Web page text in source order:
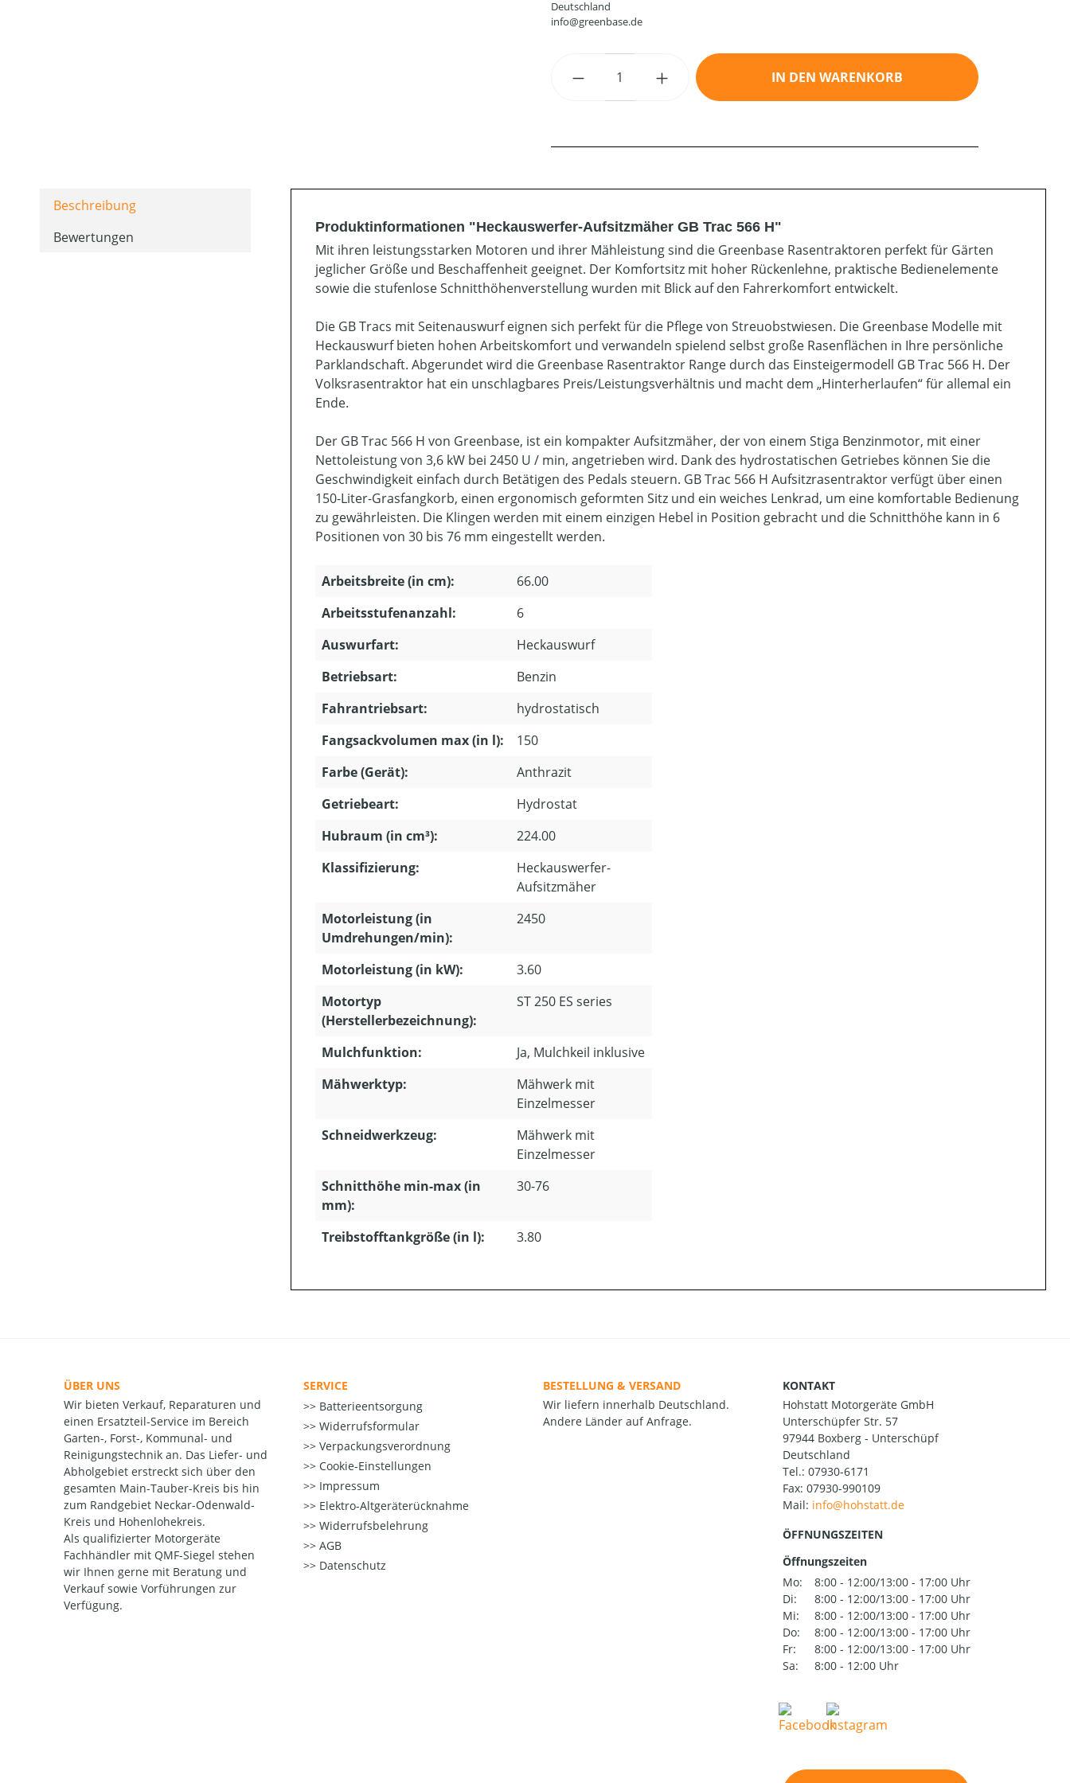
Deutschland
info@greenbase.de
Produkt Anzahl: Gib den gewünschten Wert ein oder
IN DEN WARENKORB
Beschreibung
Bewertungen
Produktinformationen "Heckauswerfer-Aufsitzmäher GB Trac 566 H"
Mit ihren leistungsstarken Motoren und ihrer Mähleistung sind die Greenbase Rasentraktoren perfekt für Gärten
jeglicher Größe und Beschaffenheit geeignet. Der Komfortsitz mit hoher Rückenlehne, praktische Bedienelemente
sowie die stufenlose Schnitthöhenverstellung wurden mit Blick auf den Fahrerkomfort entwickelt.
Die GB Tracs mit Seitenauswurf eignen sich perfekt für die Pflege von Streuobstwiesen. Die Greenbase Modelle mit
Heckauswurf bieten hohen Arbeitskomfort und verwandeln spielend selbst große Rasenflächen in Ihre persönliche
Parklandschaft. Abgerundet wird die Greenbase Rasentraktor Range durch das Einsteigermodell GB Trac 566 H. Der
Volksrasentraktor hat ein unschlagbares Preis/Leistungsverhältnis und macht dem „Hinterherlaufen“ für allemal ein
Ende.
Der GB Trac 566 H von Greenbase, ist ein kompakter Aufsitzmäher, der von einem Stiga Benzinmotor, mit einer
Nettoleistung von 3,6 kW bei 2450 U / min, angetrieben wird. Dank des hydrostatischen Getriebes können Sie die
Geschwindigkeit einfach durch Betätigen des Pedals steuern. GB Trac 566 H Aufsitzrasentraktor verfügt über einen
150-Liter-Grasfangkorb, einen ergonomisch geformten Sitz und ein weiches Lenkrad, um eine komfortable Bedienung
zu gewährleisten. Die Klingen werden mit einem einzigen Hebel in Position gebracht und die Schnitthöhe kann in 6
Positionen von 30 bis 76 mm eingestellt werden.
Arbeitsbreite (in cm):
66.00
Arbeitsstufenanzahl:
6
Auswurfart:
Heckauswurf
Betriebsart:
Benzin
Fahrantriebsart:
hydrostatisch
Fangsackvolumen max (in l):
150
Farbe (Gerät):
Anthrazit
Getriebeart:
Hydrostat
Hubraum (in cm³):
224.00
Klassifizierung:
Heckauswerfer-
Aufsitzmäher
Motorleistung (in
Umdrehungen/min):
2450
Motorleistung (in kW):
3.60
Motortyp
(Herstellerbezeichnung):
ST 250 ES series
Mulchfunktion:
Ja, Mulchkeil inklusive
Mähwerktyp:
Mähwerk mit
Einzelmesser
Schneidwerkzeug:
Mähwerk mit
Einzelmesser
Schnitthöhe min-max (in
mm):
30-76
Treibstofftankgröße (in l): 3.80
ÜBER UNS
Wir bieten Verkauf, Reparaturen und
einen Ersatzteil-Service im Bereich
Garten-, Forst-, Kommunal- und
Reinigungstechnik an. Das Liefer- und
Abholgebiet erstreckt sich über den
gesamten Main-Tauber-Kreis bis hin
zum Randgebiet Neckar-Odenwald-
Kreis und Hohenlohekreis.
Als qualifizierter Motorgeräte
Fachhändler mit QMF-Siegel stehen
wir Ihnen gerne mit Beratung und
Verkauf sowie Vorführungen zur
Verfügung.
SERVICE
Batterieentsorgung
Widerrufsformular
Verpackungsverordnung
Cookie-Einstellungen
Impressum
Elektro-Altgeräterücknahme
Widerrufsbelehrung
AGB
Datenschutz
BESTELLUNG & VERSAND
Wir liefern innerhalb Deutschland.
Andere Länder auf Anfrage.
KONTAKT
Hohstatt Motorgeräte GmbH
Unterschüpfer Str. 57
97944 Boxberg - Unterschüpf
Deutschland
Tel.: 07930-6171
Fax: 07930-990109
Mail:
ÖFFNUNGSZEITEN
Öffnungszeiten
Mo:
8:00 - 12:00/13:00 - 17:00 Uhr
Di:
8:00 - 12:00/13:00 - 17:00 Uhr
Mi:
8:00 - 12:00/13:00 - 17:00 Uhr
Do:
8:00 - 12:00/13:00 - 17:00 Uhr
Fr:
8:00 - 12:00/13:00 - 17:00 Uhr
Sa:
8:00 - 12:00 Uhr